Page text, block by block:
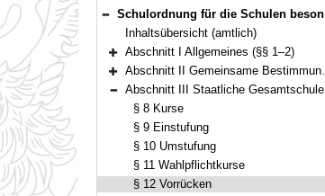
Bereich reduzieren
Schulordnung für die Schulen besonderer Art (BesASO) Vom 30. August 2006 (GVBl. S. 722) BayRS 2235-2-1-1-K (§§ 1–24)
Inhaltsübersicht (amtlich)
Bereich erweitern
Abschnitt I Allgemeines (§§ 1–2)
Bereich erweitern
Abschnitt II Gemeinsame Bestimmungen (§§ 3–7)
Bereich reduzieren
Abschnitt III Staatliche Gesamtschule Hollfeld, Städtische Willy-Brandt-Gesamtschule München, Städtische Schulartunabhängige Orientierungsstufe München-Neuperlach (§§ 8–18)
§ 8 Kurse
§ 9 Einstufung
§ 10 Umstufung
§ 11 Wahlpflichtkurse
§ 12 Vorrücken